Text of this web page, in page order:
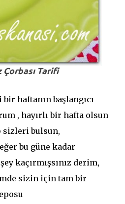
Çorbası Tarifi
haftanın başlangıcı
, hayırlı bir hafta olsun
bulsun,
eğer bu güne kadar
kaçırmışsınız derim,
sizin için tam bir